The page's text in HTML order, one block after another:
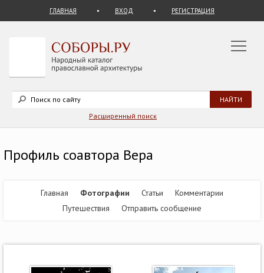
ГЛАВНАЯ ВХОД РЕГИСТРАЦИЯ
Расширенный поиск
Профиль соавтора Вера
Главная Фотографии Статьи
Комментарии
Путешествия
Отправить сообщение